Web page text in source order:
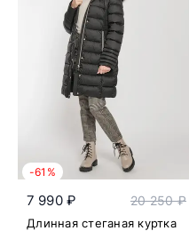
-61%
7 990 ₽ 20 250 ₽
Длинная стеганая куртка